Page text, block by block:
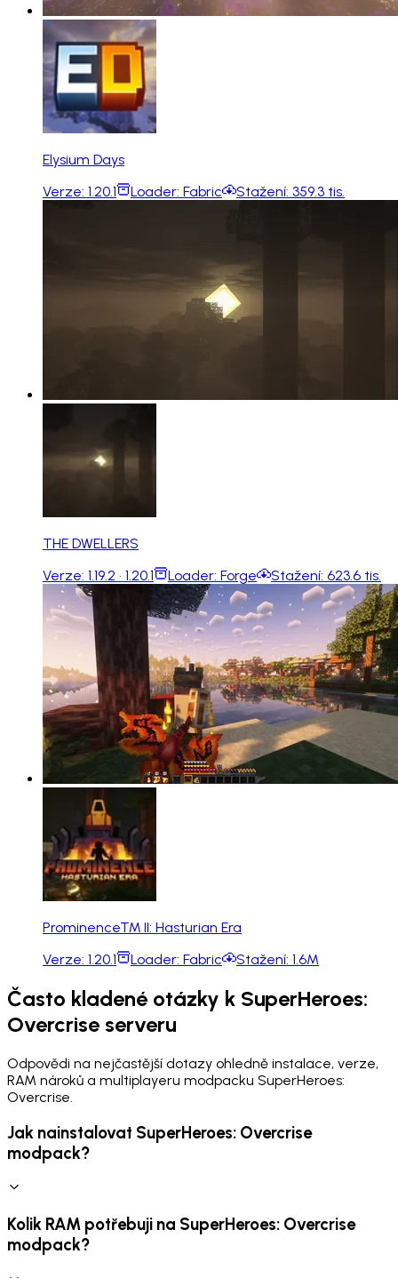
Elysium Days
Verze: 1.20.1 Loader: Fabric Stažení: 359.3 tis.
THE DWELLERS
Verze: 1.19.2 · 1.20.1 Loader: Forge Stažení: 623.6 tis.
Prominence™ II: Hasturian Era
Verze: 1.20.1 Loader: Fabric Stažení: 1.6M
Často kladené otázky k SuperHeroes:
Overcrise serveru
Odpovědi na nejčastější dotazy ohledně instalace, verze,
RAM nároků a multiplayeru modpacku SuperHeroes:
Overcrise.
Jak nainstalovat SuperHeroes: Overcrise
modpack?
Kolik RAM potřebuji na SuperHeroes: Overcrise
modpack?